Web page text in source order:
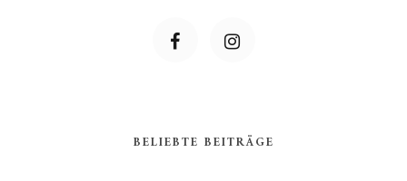
BELIEBTE BEITRÄGE